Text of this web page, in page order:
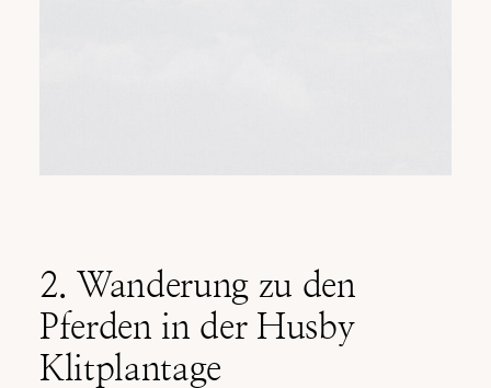
2. Wanderung zu den
Pferden in der Husby
Klitplantage